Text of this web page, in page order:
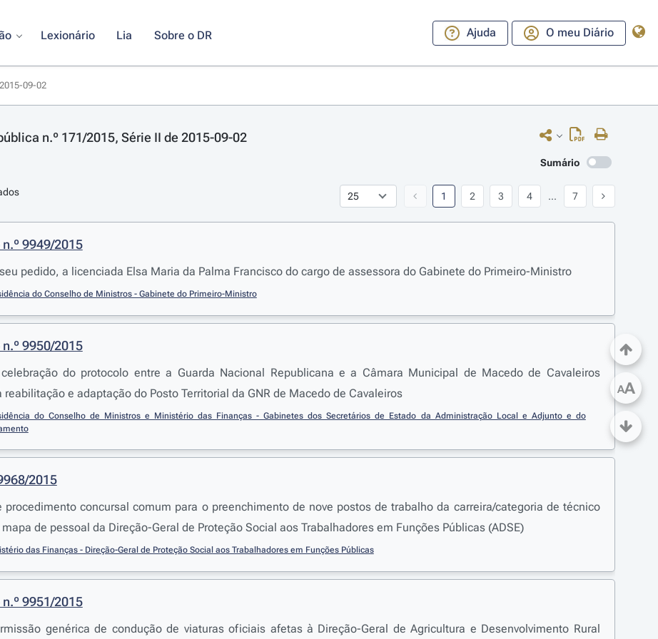
Lexionário Lia Sobre o DR Ajuda O meu Diário
09-02
n.º 171/2015, Série II de 2015-09-02
Sumário
1 2 3 4 ... 7
9949/2015
pedido, a licenciada Elsa Maria da Palma Francisco do cargo de assessora do Gabinete do Primeiro-Ministro
do Conselho de Ministros - Gabinete do Primeiro-Ministro
9950/2015
do protocolo entre a Guarda Nacional Republicana e a Câmara Municipal de Macedo de Cavaleiros
reabilitação e adaptação do Posto Territorial da GNR de Macedo de Cavaleiros
do Conselho de Ministros e Ministério das Finanças - Gabinetes dos Secretários de Estado da Administração Local e Adjunto e do
2015
procedimento concursal comum para o preenchimento de nove postos de trabalho da carreira/categoria de técnico
de pessoal da Direção-Geral de Proteção Social aos Trabalhadores em Funções Públicas (ADSE)
das Finanças - Direção-Geral de Proteção Social aos Trabalhadores em Funções Públicas
9951/2015
genérica de condução de viaturas oficiais afetas à Direção-Geral de Agricultura e Desenvolvimento Rural
AA